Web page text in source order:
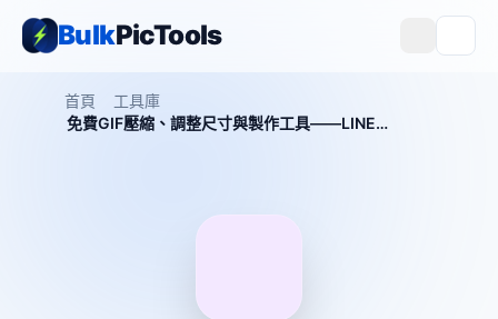
BulkPicTools
首頁
工具庫
免費GIF壓縮、調整尺寸與製作工具——LINE、Instagram、Discord、Telegram